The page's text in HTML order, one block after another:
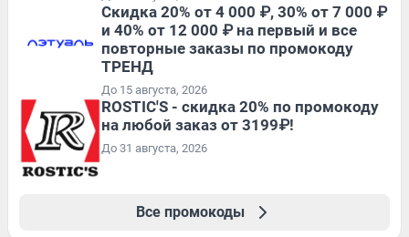
Скидка 20% от 4 000 ₽, 30% от 7 000 ₽
и 40% от 12 000 ₽ на первый и все
повторные заказы по промокоду
ТРЕНД
До 15 августа, 2026
ROSTIC'S - скидка 20% по промокоду
на любой заказ от 3199₽!
До 31 августа, 2026
Все промокоды